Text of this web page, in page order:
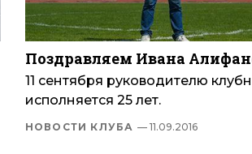
Поздравляем Ивана
11 сентября руководителю
исполняется 25 лет.
НОВОСТИ КЛУБА — 11.09.2016